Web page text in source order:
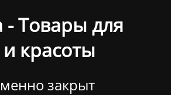
- Товары для
красоты
закрыт